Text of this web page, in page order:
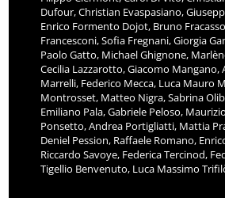
Dufour, Christian Evaspasiano,
Enrico Formento Dojot, Bruno
Francesconi, Sofia Fregnani, Giorgia
Paolo Gatto, Michael Ghignone,
Cecilia Lazzarotto, Giacomo Mangano,
Marrelli, Federico Mecca, Luca Mauro
Montrosset, Matteo Nigra, Sabrina
Emiliano Pala, Gabriele Peloso,
Ponsetto, Andrea Portigliatti, Mattia
Deniel Pession, Raffaele Romano,
Riccardo Savoye, Federica Tercinod,
Tigellio Benvenuto, Luca Massimo